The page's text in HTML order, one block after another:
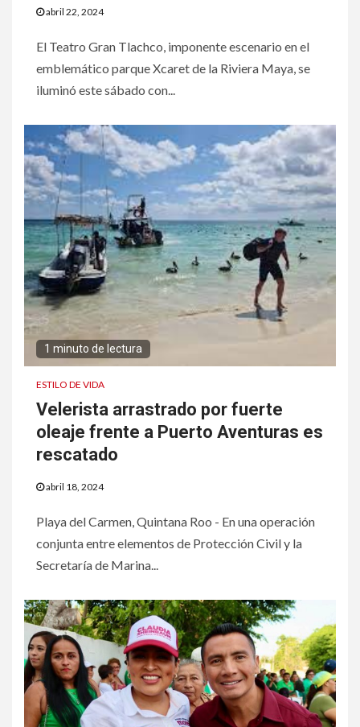
abril 22, 2024
El Teatro Gran Tlachco, imponente escenario en el
emblemático parque Xcaret de la Riviera Maya, se
iluminó este sábado con...
1 minuto de lectura
ESTILO DE VIDA
Velerista arrastrado por fuerte
oleaje frente a Puerto Aventuras es
rescatado
abril 18, 2024
Playa del Carmen, Quintana Roo - En una operación
conjunta entre elementos de Protección Civil y la
Secretaría de Marina...